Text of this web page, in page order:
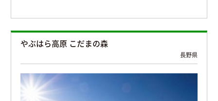
やぶはら高原 こだまの森
長野県